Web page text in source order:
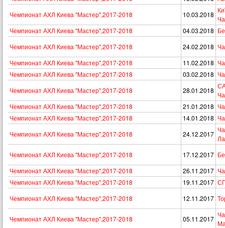
Чемпионат АХЛ Киева "Мастер",2017-2018
10.03.2018
Чемпионат АХЛ Киева "Мастер",2017-2018
04.03.2018
Чемпионат АХЛ Киева "Мастер",2017-2018
24.02.2018
Чемпионат АХЛ Киева "Мастер",2017-2018
11.02.2018
Чемпионат АХЛ Киева "Мастер",2017-2018
03.02.2018
Чемпионат АХЛ Киева "Мастер",2017-2018
28.01.2018
Чемпионат АХЛ Киева "Мастер",2017-2018
21.01.2018
Чемпионат АХЛ Киева "Мастер",2017-2018
14.01.2018
Чемпионат АХЛ Киева "Мастер",2017-2018
24.12.2017
Чемпионат АХЛ Киева "Мастер",2017-2018
17.12.2017
Чемпионат АХЛ Киева "Мастер",2017-2018
26.11.2017
Чемпионат АХЛ Киева "Мастер",2017-2018
19.11.2017
Чемпионат АХЛ Киева "Мастер",2017-2018
12.11.2017
Чемпионат АХЛ Киева "Мастер",2017-2018 05.11.2017